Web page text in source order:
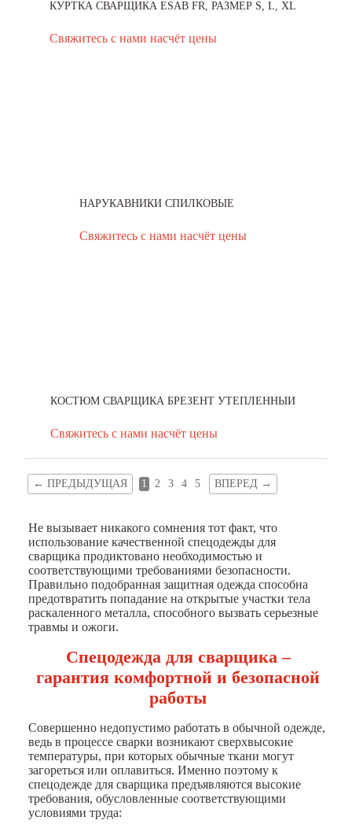
КУРТКА СВАРЩИКА ESAB FR, РАЗМЕР S, L, XL
Свяжитесь с нами насчёт цены
НАРУКАВНИКИ СПИЛКОВЫЕ
Свяжитесь с нами насчёт цены
КОСТЮМ СВАРЩИКА БРЕЗЕНТ УТЕПЛЕННЫЙ
Свяжитесь с нами насчёт цены
← ПРЕДЫДУЩАЯ 1 2 3 4 5 ВПЕРЕД →
Не вызывает никакого сомнения тот факт, что
использование качественной спецодежды для
сварщика продиктовано необходимостью и
соответствующими требованиями безопасности.
Правильно подобранная защитная одежда способна
предотвратить попадание на открытые участки тела
раскаленного металла, способного вызвать серьезные
травмы и ожоги.
Спецодежда для сварщика –
гарантия комфортной и безопасной
работы
Совершенно недопустимо работать в обычной одежде,
ведь в процессе сварки возникают сверхвысокие
температуры, при которых обычные ткани могут
загореться или оплавиться. Именно поэтому к
спецодежде для сварщика предъявляются высокие
требования, обусловленные соответствующими
условиями труда: